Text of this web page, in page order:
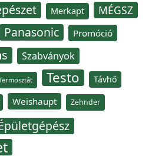
Merkapt MÉGSZ
Panasonic Promóció
Szabványok
Testo Távhő
Weishaupt Zehnder